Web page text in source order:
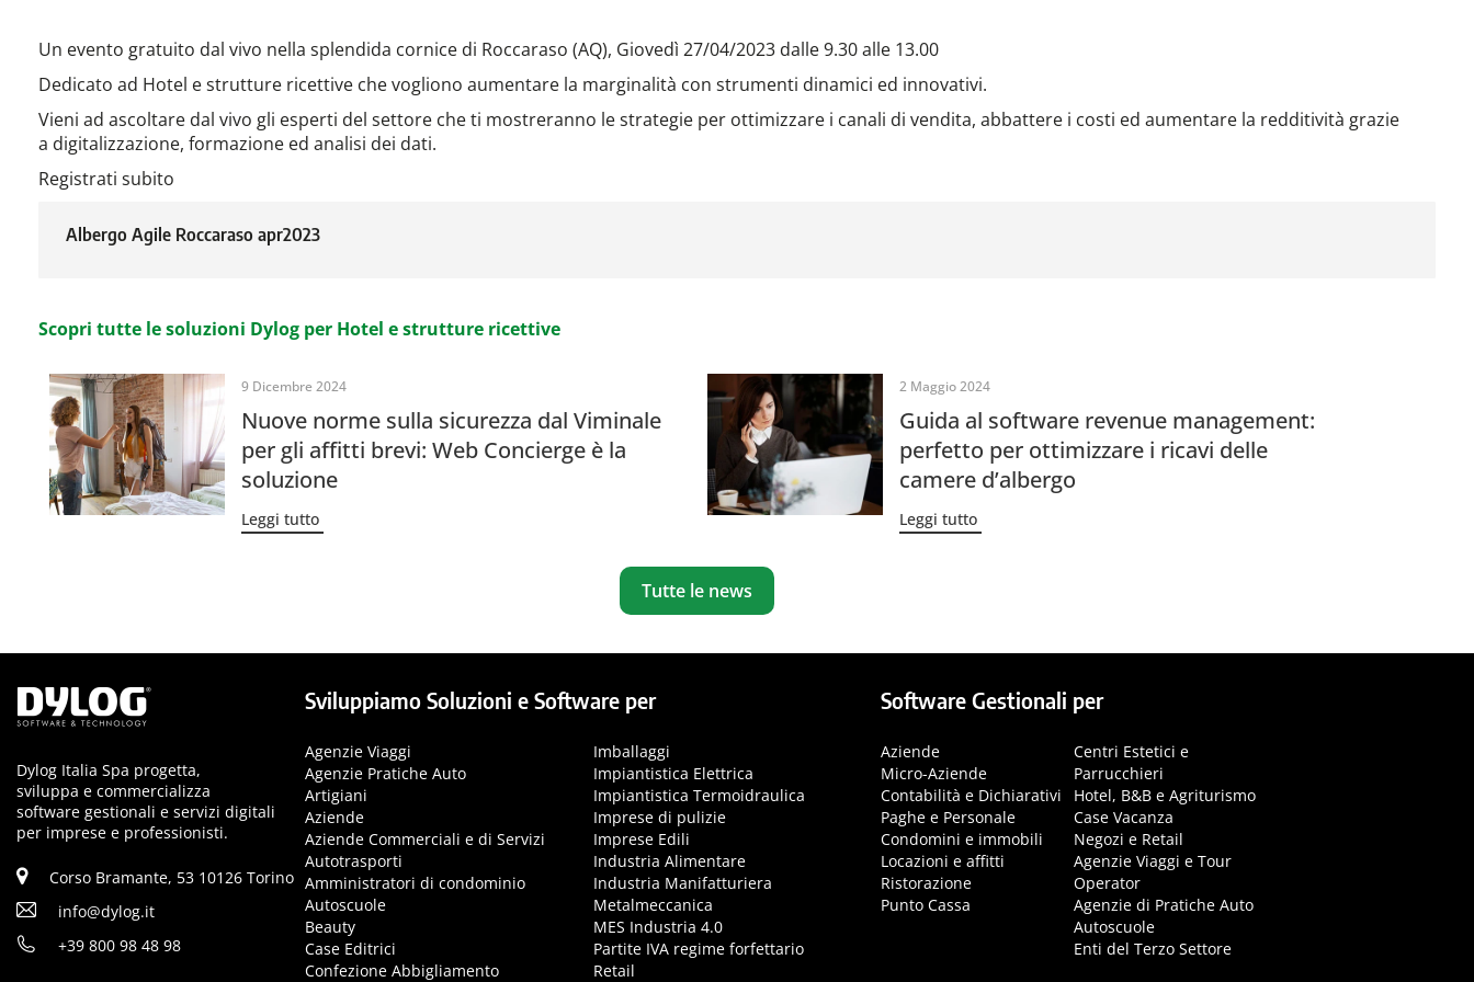
Un evento gratuito dal vivo nella splendida cornice di Roccaraso (AQ), Giovedì 27/04/2023 dalle 9.30 alle 13.00
Dedicato ad Hotel e strutture ricettive che vogliono aumentare la marginalità con strumenti dinamici ed innovativi.
Vieni ad ascoltare dal vivo gli esperti del settore che ti mostreranno le strategie per ottimizzare i canali di vendita, abbattere i costi ed aumentare la redditività grazie
a digitalizzazione, formazione ed analisi dei dati.
Registrati subito
Albergo Agile Roccaraso apr2023
Scopri tutte le soluzioni Dylog per Hotel e strutture ricettive
9 Dicembre 2024
Nuove norme sulla sicurezza dal Viminale
per gli affitti brevi: Web Concierge è la
soluzione
Leggi tutto
2 Maggio 2024
Guida al software revenue management:
perfetto per ottimizzare i ricavi delle
camere d’albergo
Leggi tutto
Tutte le news
Dylog Italia Spa progetta,
sviluppa e commercializza
software gestionali e servizi digitali
per imprese e professionisti.
Corso Bramante, 53 10126 Torino
info@dylog.it
+39 800 98 48 98
Sviluppiamo Soluzioni e Software per
Agenzie Viaggi
Agenzie Pratiche Auto
Artigiani
Aziende
Aziende Commerciali e di Servizi
Autotrasporti
Amministratori di condominio
Autoscuole
Beauty
Case Editrici
Confezione Abbigliamento
Imballaggi
Impiantistica Elettrica
Impiantistica Termoidraulica
Imprese di pulizie
Imprese Edili
Industria Alimentare
Industria Manifatturiera
Metalmeccanica
MES Industria 4.0
Partite IVA regime forfettario
Retail
Software Gestionali per
Aziende
Micro-Aziende
Contabilità e Dichiarativi
Paghe e Personale
Condomini e immobili
Locazioni e affitti
Ristorazione
Punto Cassa
Centri Estetici e
Parrucchieri
Hotel, B&B e Agriturismo
Case Vacanza
Negozi e Retail
Agenzie Viaggi e Tour
Operator
Agenzie di Pratiche Auto
Autoscuole
Enti del Terzo Settore